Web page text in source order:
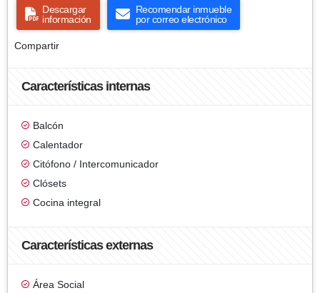
Descargar
información
Recomendar inmueble
por correo electrónico
Compartir
Características internas
Balcón
Calentador
Citófono / Intercomunicador
Clósets
Cocina integral
Características externas
Área Social